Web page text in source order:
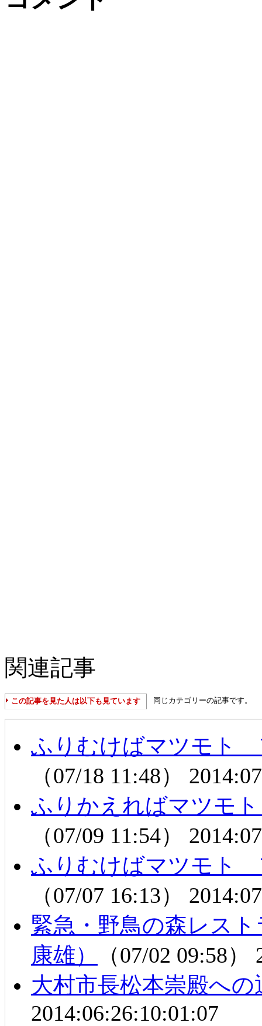
関連記事
この記事を見た人は以下も見ています 同じカテゴリーの記事です。
ふりむけばマツモト
（07/18 11:48）
ふりかえればマツモ
（07/09 11:54）
ふりむけばマツモト
（07/07 16:13）
緊急・野鳥の森レス
康雄）
（07/02 09:58）
大村市長松本崇殿への
2014:06:26:10:01:07